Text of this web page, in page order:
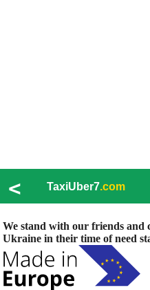
< TaxiUber7.com
We stand with our friends and
Ukraine in their time of need